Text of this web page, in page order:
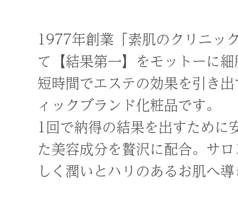
1977年創業「素肌のクリニッ
て【結果第一】をモットーに
短時間でエステの効果を引き
ィックブランド化粧品です。
1回で納得の結果を出すために
た美容成分を贅沢に配合。サ
しく潤いとハリのあるお肌へ導